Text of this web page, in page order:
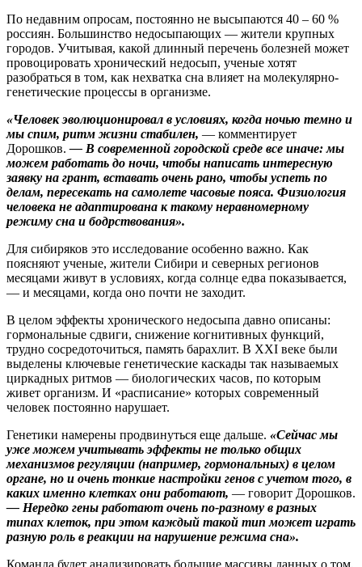
По недавним опросам, постоянно не высыпаются 40 – 60 %
россиян. Большинство недосыпающих — жители крупных
городов. Учитывая, какой длинный перечень болезней может
провоцировать хронический недосып, ученые хотят
разобраться в том, как нехватка сна влияет на молекулярно-
генетические процессы в организме.
«Человек эволюционировал в условиях, когда ночью темно и
мы спим, ритм жизни стабилен, — комментирует
Дорошков.— В современной городской среде все иначе: мы
можем работать до ночи, чтобы написать интересную
заявку на грант, вставать очень рано, чтобы успеть по
делам, пересекать на самолете часовые пояса. Физиология
человека не адаптирована к такому неравномерному
режиму сна и бодрствования».
Для сибиряков это исследование особенно важно. Как
поясняют ученые, жители Сибири и северных регионов
месяцами живут в условиях, когда солнце едва показывается,
— и месяцами, когда оно почти не заходит.
В целом эффекты хронического недосыпа давно описаны:
гормональные сдвиги, снижение когнитивных функций,
трудно сосредоточиться, память барахлит. В XXI веке были
выделены ключевые генетические каскады так называемых
циркадных ритмов — биологических часов, по которым
живет организм. И «расписание» которых современный
человек постоянно нарушает.
Генетики намерены продвинуться еще дальше. «Сейчас мы
уже можем учитывать эффекты не только общих
механизмов регуляции (например, гормональных) в целом
органе, но и очень тонкие настройки генов с учетом того, в
каких именно клетках они работают, — говорит Дорошков.
— Нередко гены работают очень по‑разному в разных
типах клеток, при этом каждый такой тип может играть
разную роль в реакции на нарушение режима сна».